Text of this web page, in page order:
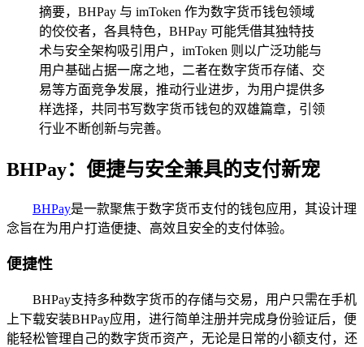
摘要，BHPay 与 imToken 作为数字货币钱包领域
的佼佼者，各具特色，BHPay 可能凭借其独特技
术与安全架构吸引用户，imToken 则以广泛功能与
用户基础占据一席之地，二者在数字货币存储、交
易等方面竞争发展，推动行业进步，为用户提供多
样选择，共同书写数字货币钱包的双雄篇章，引领
行业不断创新与完善。
BHPay：便捷与安全兼具的支付新宠
BHPay是一款聚焦于数字货币支付的钱包应用，其设计理
念旨在为用户打造便捷、高效且安全的支付体验。
便捷性
BHPay支持多种数字货币的存储与交易，用户只需在手机
上下载安装BHPay应用，进行简单注册并完成身份验证后，便
能轻松管理自己的数字货币资产，无论是日常的小额支付，还